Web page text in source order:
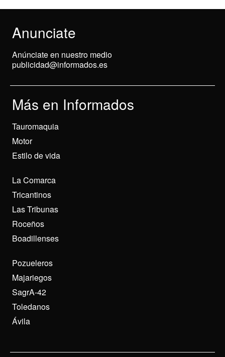
Anunciate
Anúnciate en nuestro medio
publicidad@informados.es
Más en Informados
Tauromaquia
Motor
Estilo de vida
La Comarca
Tricantinos
Las Tribunas
Roceños
Boadillenses
Pozueleros
Majariegos
SagrA-42
Toledanos
Ávila